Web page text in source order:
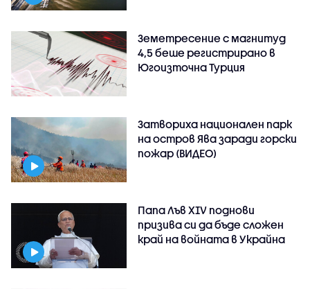
Земетресение с магнитуд
4,5 беше регистрирано в
Югоизточна Турция
Затвориха национален парк
на остров Ява заради горски
пожар (ВИДЕО)
Папа Лъв XIV поднови
призива си да бъде сложен
край на войната в Украйна